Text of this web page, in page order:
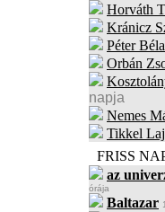
Horváth
Kránicz
Péter Béla
Orbán
napja
Nemes
Tikkel
FRISS
az
órája
Baltazar